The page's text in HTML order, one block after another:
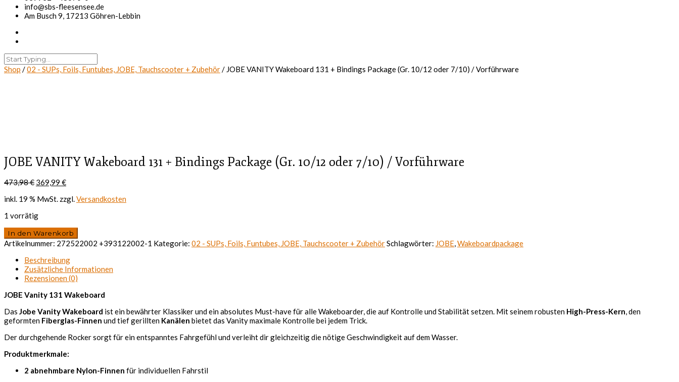
info@sbs-fleesensee.de
Am Busch 9, 17213 Göhren-Lebbin
Shop /02 - SUPs, Foils, Funtubes, JOBE, Tauchscooter + Zubehör/ JOBE VANITY Wakeboard 131 + Bindings Package (Gr. 10/12 oder 7/10) / Vorführware
JOBE VANITY Wakeboard 131 + Bindings Package (Gr. 10/12 oder 7/10) / Vorführware
473,98€ Ursprünglicher
war:
369,99 €Aktueller
ist:
inkl. 19 % MwSt. zzgl.Versandkosten
1 vorrätig
JOBE
VANITY
131
Bindings
(Gr.
oder
7/10)
Vorführware
Menge
In den Warenkorb
Artikelnummer: 272522002 +393122002-1 Kategorie: 02 - SUPs, Foils, Funtubes, JOBE, Tauchscooter + ZubehörSchlagwörter: JOBE,Wakeboardpackage
Beschreibung
Zusätzliche Informationen
Rezensionen (0)
JOBE Vanity 131 Wakeboard
Das Jobe Vanity Wakeboard ist ein bewährter Klassiker und ein absolutes Must-have für alle Wakeboarder, die auf Kontrolle und Stabilität setzen. Mit seinem robusten High-Press-Kern, den
geformten Fiberglas-Finnen und tief gerillten Kanälen bietet das Vanity maximale Kontrolle bei jedem Trick.
Der durchgehende Rocker sorgt für ein entspanntes Fahrgefühl und verleiht dir gleichzeitig die nötige Geschwindigkeit auf dem Wasser.
Produktmerkmale:
2 abnehmbare Nylon-Finnen für individuellen Fahrstil